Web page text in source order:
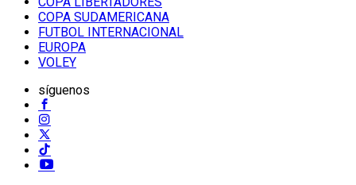
COPA SUDAMERICANA
FUTBOL INTERNACIONAL
EUROPA
VOLEY
síguenos